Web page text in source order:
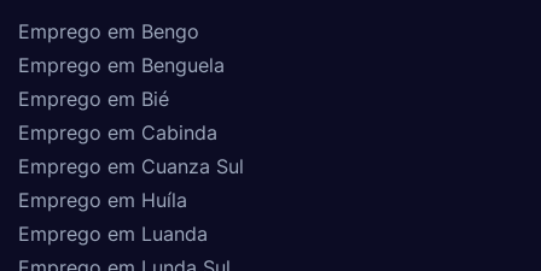
Emprego em Bengo
Emprego em Benguela
Emprego em Bié
Emprego em Cabinda
Emprego em Cuanza Sul
Emprego em Huíla
Emprego em Luanda